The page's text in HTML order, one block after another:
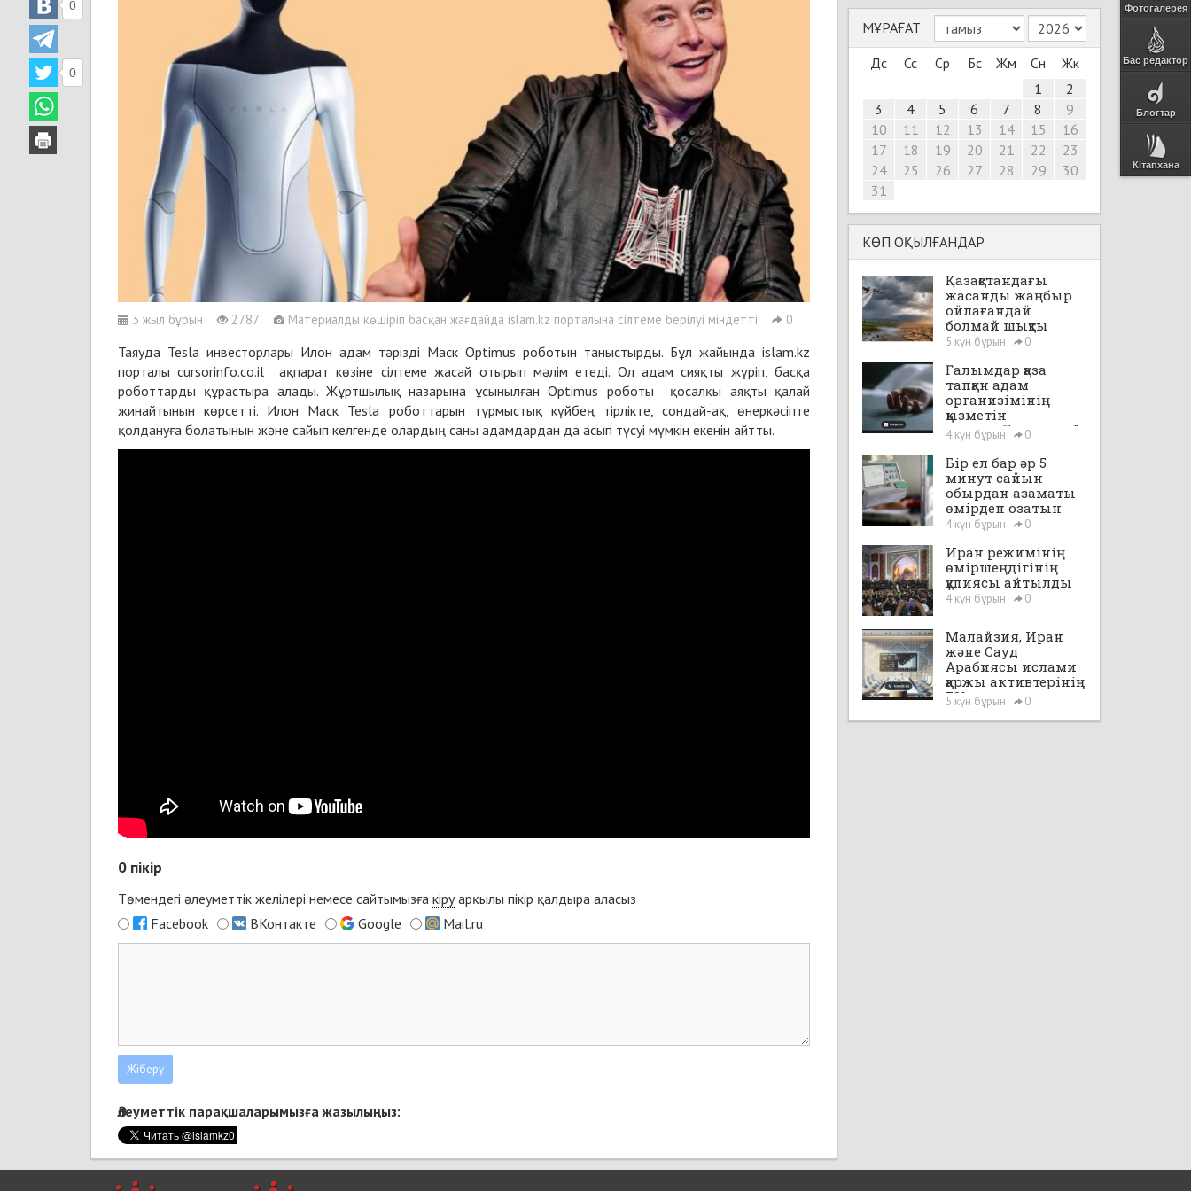
Фотогалерея
Бас редактор
Блогтар
Кітапхана
3 жыл бұрын 2787 Материалды көшіріп басқан жағдайда islam.kz порталына сілтеме берілуі міндетті 0
0
0
Таяуда Tesla инвесторлары Илон адам тәрізді Маск Optimus роботын таныстырды. Бұл жайында islam.kz
порталы cursorinfo.co.il ақпарат көзіне сілтеме жасай отырып мәлім етеді. Ол адам сияқты жүріп, басқа
роботтарды құрастыра алады. Жұртшылық назарына ұсынылған Optimus роботы қосалқы аяқты қалай
жинайтынын көрсетті. Илон Маск Tesla роботтарын тұрмыстық күйбең тірлікте, сондай-ақ, өнеркәсіпте
қолдануға болатынын және сайып келгенде олардың саны адамдардан да асып түсуі мүмкін екенін айтты.
0 пікір
Төмендегі әлеуметтік желілері немесе сайтымызға кіруарқылы пікір қалдыра аласыз
Facebook
ВКонтакте Google Mail.ru
Әлеуметтік парақшаларымызға жазылыңыз:
МҰРАҒАТ
Дс
Сс Ср Бс Жм Сн
Жк
1
2
3
4 5 6 7 8
9
10
11 12 13 14 15
16
17
18 19 20 21 22
23
24
25 26 27 28 29
30
31
КӨП ОҚЫЛҒАНДАР
Қазақстандағы
жасанды жаңбыр
ойлағандай
болмай шықты
5 күн бұрын 0
Ғалымдар қаза
тапқан адам
организімінің
қызметін
уақытша“іске қосты”
4 күн бұрын 0
Бір ел бар әр 5
минут сайын
обырдан азаматы
өмірден озатын
4 күн бұрын 0
Иран режимінің
өміршеңдігінің
құпиясы айтылды
4 күн бұрын 0
Малайзия, Иран
және Сауд
Арабиясы ислами
қаржы активтерінің
72%-на ие
5 күн бұрын 0